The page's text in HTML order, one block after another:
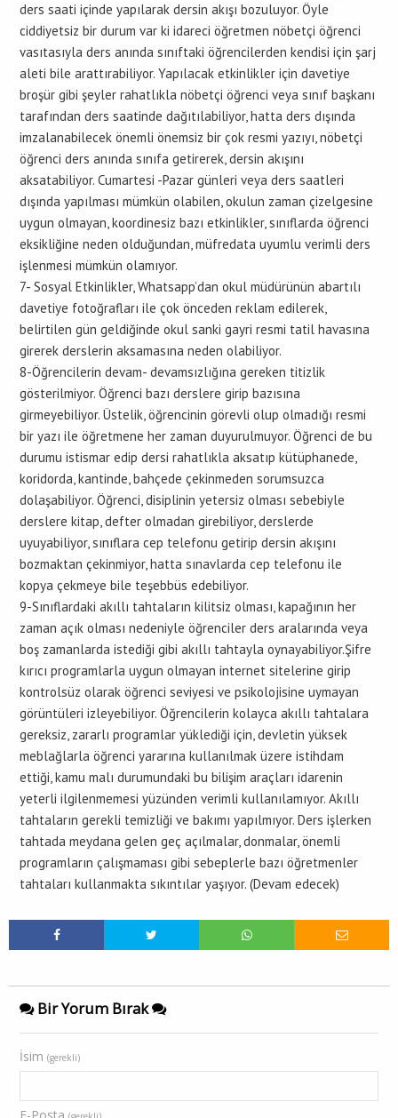
ders saati içinde yapılarak dersin akışı bozuluyor. Öyle
ciddiyetsiz bir durum var ki idareci öğretmen nöbetçi öğrenci
vasıtasıyla ders anında sınıftaki öğrencilerden kendisi için şarj
aleti bile arattırabiliyor. Yapılacak etkinlikler için davetiye
broşür gibi şeyler rahatlıkla nöbetçi öğrenci veya sınıf başkanı
tarafından ders saatinde dağıtılabiliyor, hatta ders dışında
imzalanabilecek önemli önemsiz bir çok resmi yazıyı, nöbetçi
öğrenci ders anında sınıfa getirerek, dersin akışını
aksatabiliyor. Cumartesi -Pazar günleri veya ders saatleri
dışında yapılması mümkün olabilen, okulun zaman çizelgesine
uygun olmayan, koordinesiz bazı etkinlikler, sınıflarda öğrenci
eksikliğine neden olduğundan, müfredata uyumlu verimli ders
işlenmesi mümkün olamıyor.
7- Sosyal Etkinlikler, Whatsapp’dan okul müdürünün abartılı
davetiye fotoğrafları ile çok önceden reklam edilerek,
belirtilen gün geldiğinde okul sanki gayri resmi tatil havasına
girerek derslerin aksamasına neden olabiliyor.
8-Öğrencilerin devam- devamsızlığına gereken titizlik
gösterilmiyor. Öğrenci bazı derslere girip bazısına
girmeyebiliyor. Üstelik, öğrencinin görevli olup olmadığı resmi
bir yazı ile öğretmene her zaman duyurulmuyor. Öğrenci de bu
durumu istismar edip dersi rahatlıkla aksatıp kütüphanede,
koridorda, kantinde, bahçede çekinmeden sorumsuzca
dolaşabiliyor. Öğrenci, disiplinin yetersiz olması sebebiyle
derslere kitap, defter olmadan girebiliyor, derslerde
uyuyabiliyor, sınıflara cep telefonu getirip dersin akışını
bozmaktan çekinmiyor, hatta sınavlarda cep telefonu ile
kopya çekmeye bile teşebbüs edebiliyor.
9-Sınıflardaki akıllı tahtaların kilitsiz olması, kapağının her
zaman açık olması nedeniyle öğrenciler ders aralarında veya
boş zamanlarda istediği gibi akıllı tahtayla oynayabiliyor.Şifre
kırıcı programlarla uygun olmayan internet sitelerine girip
kontrolsüz olarak öğrenci seviyesi ve psikolojisine uymayan
görüntüleri izleyebiliyor. Öğrencilerin kolayca akıllı tahtalara
gereksiz, zararlı programlar yüklediği için, devletin yüksek
meblağlarla öğrenci yararına kullanılmak üzere istihdam
ettiği, kamu malı durumundaki bu bilişim araçları idarenin
yeterli ilgilenmemesi yüzünden verimli kullanılamıyor. Akıllı
tahtaların gerekli temizliği ve bakımı yapılmıyor. Ders işlerken
tahtada meydana gelen geç açılmalar, donmalar, önemli
programların çalışmaması gibi sebeplerle bazı öğretmenler
tahtaları kullanmakta sıkıntılar yaşıyor. (Devam edecek)
Bir Yorum Bırak
İsim (gerekli)